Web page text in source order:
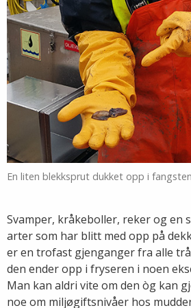
En liten blekksprut dukket opp i
Svamper, kråkeboller, reker og en
arter som har blitt med opp på
er en trofast gjenganger fra alle
den ender opp i fryseren i noen
Man kan aldri vite om den òg kan
noe om miljøgiftsnivåer hos